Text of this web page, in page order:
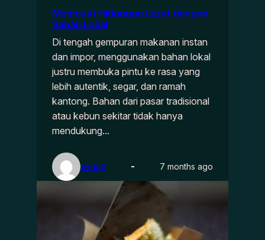
Membuat Hidangan Lezat dengan
Bahan Lokal
Di tengah gempuran makanan instan
dan impor, menggunakan bahan lokal
justru membuka pintu ke rasa yang
lebih autentik, segar, dan ramah
kantong. Bahan dari pasar tradisional
atau kebun sekitar tidak hanya
mendukung…
wcbl2 7 months ago